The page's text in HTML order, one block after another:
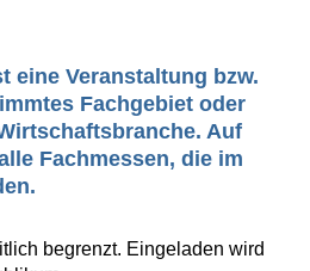
eine Veranstaltung bzw.
Fachgebiet oder
Auf
Fachmessen, die im
begrenzt. Eingeladen wird